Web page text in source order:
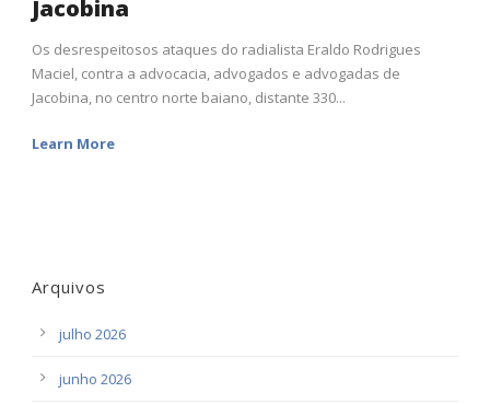
Jacobina
Os desrespeitosos ataques do radialista Eraldo Rodrigues
Maciel, contra a advocacia, advogados e advogadas de
Jacobina, no centro norte baiano, distante 330...
Learn More
Arquivos
julho 2026
junho 2026